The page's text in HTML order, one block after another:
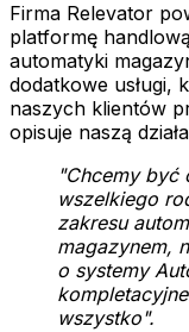
Firma Relevator
platformę
automatyki
dodatkowe usługi,
naszych klientów
opisuje naszą
"Chcemy być
wszelkiego
zakresu
magazynem,
o systemy
wszystko".